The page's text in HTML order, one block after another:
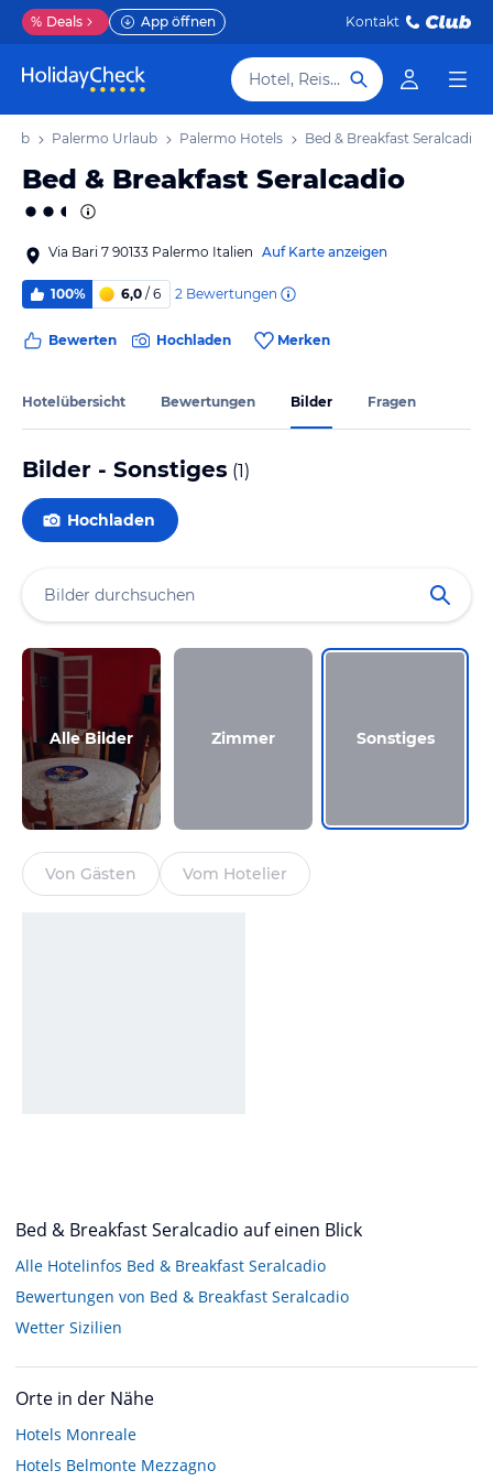
% Deals App öffnen Kontakt
Hotel, Reiseziel
Palermo Urlaub Palermo Hotels Bed & Breakfast Seralcadio
Bed & Breakfast Seralcadio
Via Bari 7 90133 Palermo Italien Auf Karte anzeigen
100% 6,0 / 6 2 Bewertungen
Bewerten Hochladen Merken
Hotelübersicht Bewertungen Bilder Fragen
Bilder - Sonstiges (1)
Hochladen
Alle Bilder Zimmer Sonstiges
Von Gästen Vom Hotelier
Bed & Breakfast Seralcadio auf einen Blick
Alle Hotelinfos Bed & Breakfast Seralcadio
Bewertungen von Bed & Breakfast Seralcadio
Wetter Sizilien
Orte in der Nähe
Hotels Monreale
Hotels Belmonte Mezzagno